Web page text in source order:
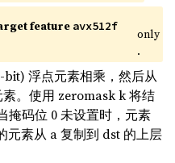
feature avx512f
only
.
浮点元素相乘，然后从
。使用 zeromask k 将结
掩码位 0 未设置时，元素
元素从 a 复制到 dst 的上层